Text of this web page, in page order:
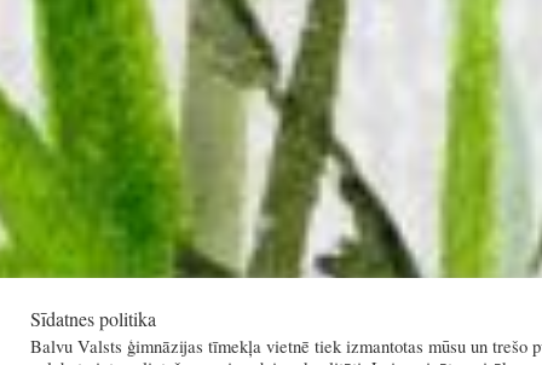
Sīdatnes politika
Balvu Valsts ģimnāzijas tīmekļa vietnē tiek izmantotas mūsu un trešo